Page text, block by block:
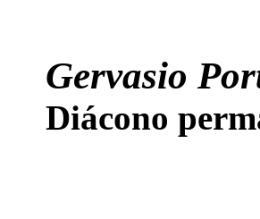
Gervasio
Diácono